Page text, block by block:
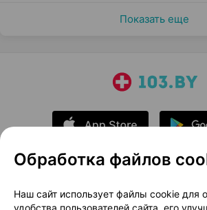
Показать еще
О проекте
Новости
Обработка файлов
Наш сайт использует файлы cookie для
удобства пользователей сайта, его